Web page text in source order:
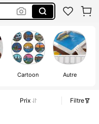
Cartoon Autre
Prix
Filtre